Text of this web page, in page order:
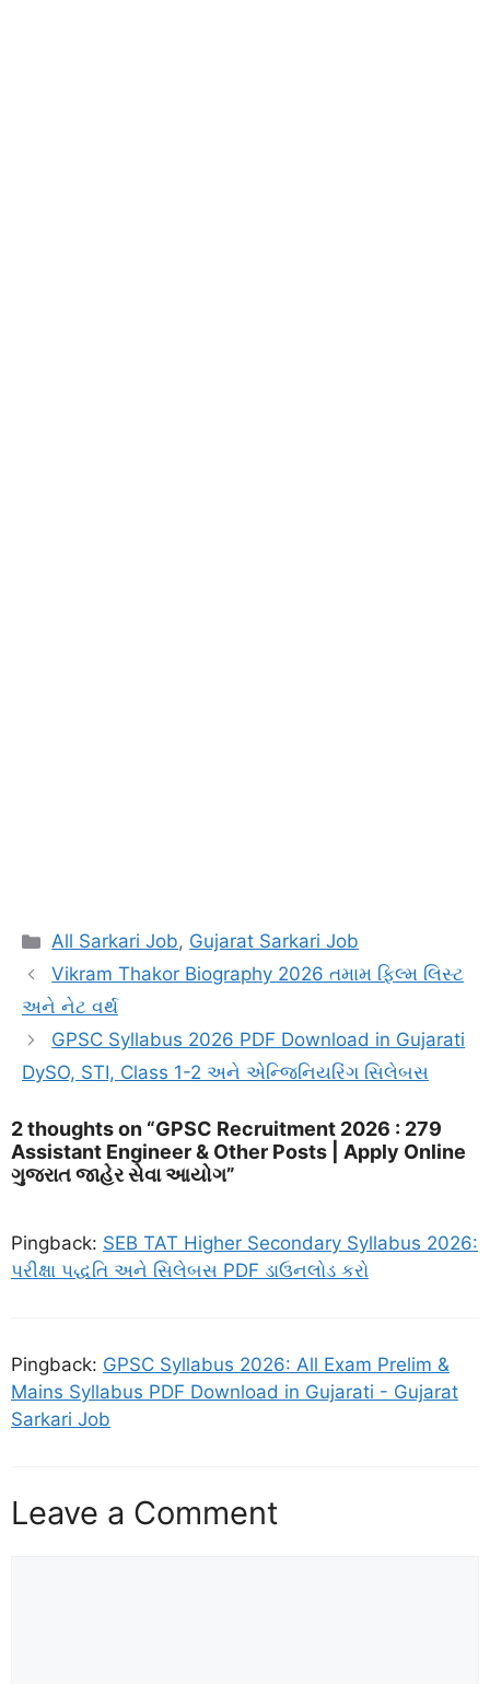
Categories
All Sarkari Job, Gujarat Sarkari Job
Vikram Thakor Biography 2026 તમામ ફિલ્મ લિસ્ટ
અને નેટ વર્થ
GPSC Syllabus 2026 PDF Download in Gujarati
DySO, STI, Class 1-2 અને એન્જિનિયરિંગ સિલેબસ
2 thoughts on “GPSC Recruitment 2026 : 279
Assistant Engineer & Other Posts | Apply Online
ગુજરાત જાહેર સેવા આયોગ”
Pingback: SEB TAT Higher Secondary Syllabus 2026:
પરીક્ષા પદ્ધતિ અને સિલેબસ PDF ડાઉનલોડ કરો
Pingback: GPSC Syllabus 2026: All Exam Prelim &
Mains Syllabus PDF Download in Gujarati - Gujarat
Sarkari Job
Leave a Comment